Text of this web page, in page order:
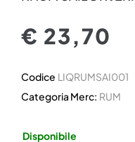
€ 23,70
Codice LIQRUMSAI001
Categoria Merc: RUM
Disponibile